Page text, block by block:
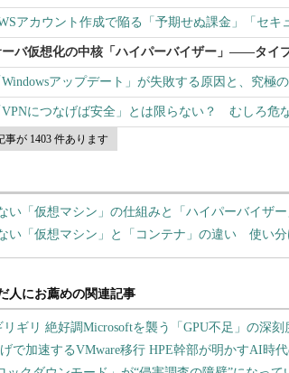
アカウント作成で陥る「予期せぬ課金」「セキ
バ仮想化の中核「ハイパーバイザー」――タイ
Windowsアップデート」が失敗する原因と、究極
VPNにつなげば安全」とは限らない？ むしろ危
事が 1403 件あります
い「仮想マシン」の仕組みと「ハイパーバイザー
い「仮想マシン」と「コンテナ」の違い 使い分